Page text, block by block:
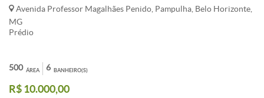
Avenida Professor Magalhães Penido, Pampulha, Belo Horizonte,
MG
Prédio
ÁREA
500 BANHEIRO(S)
6
R$ 10.000,00